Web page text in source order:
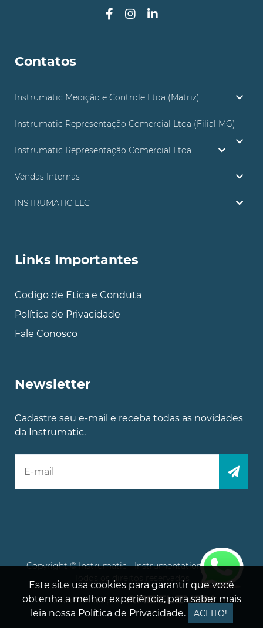
Contatos
Instrumatic Medição e Controle Ltda (Matriz)
Instrumatic Representação Comercial Ltda (Filial MG)
Instrumatic Representação Comercial Ltda
Vendas Internas
INSTRUMATIC LLC
Links Importantes
Codigo de Etica e Conduta
Política de Privacidade
Fale Conosco
Newsletter
Cadastre seu e-mail e receba todas as novidades
da Instrumatic.
Copyright © Instrumatic - Instrumentation Experts.
Todos os direitos reservados
Desenvolvido por
Este site usa cookies para garantir que você
obtenha a melhor experiência, para saber mais
leia nossa Política de Privacidade. ACEITO!